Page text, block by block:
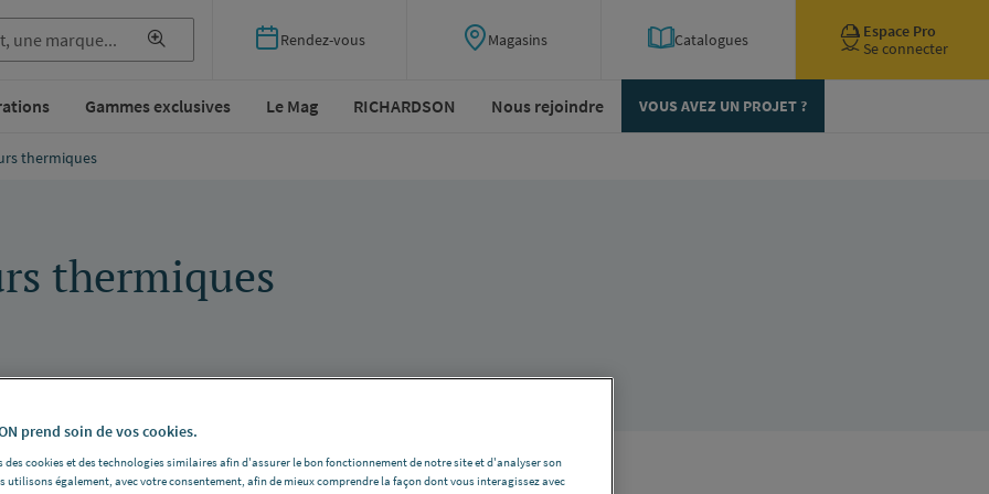
Rendez-vous Magasins Catalogues
Espace Pro
Se connecter
Gammes exclusives Le Mag RICHARDSON Nous rejoindre VOUS AVEZ UN PROJET ?
thermiques
thermiques
prend soin de vos cookies.
des cookies et des technologies similaires afin d'assurer le bon fonctionnement de notre site et d'analyser son
utilisons également, avec votre consentement, afin de mieux comprendre la façon dont vous interagissez avec